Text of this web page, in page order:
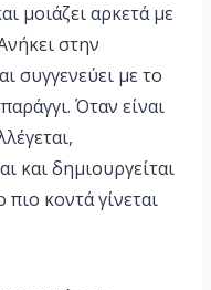
μοιάζει αρκετά με
στην
συγγενεύει με το
Όταν είναι
και δημιουργείται
κοντά γίνεται